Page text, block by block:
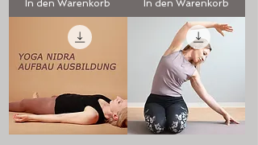
In den Warenkorb In den Warenkorb